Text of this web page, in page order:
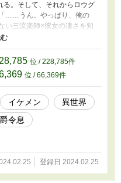
る。そして、それからロウグ
……うん。やっぱり、俺の
い三流楽師×彼女の凄さを知
定ゆるふわです。ご注意く
位 / 228,785件
位 / 66,369件
イケメン
異世界
令息
登録日 2024.02.25